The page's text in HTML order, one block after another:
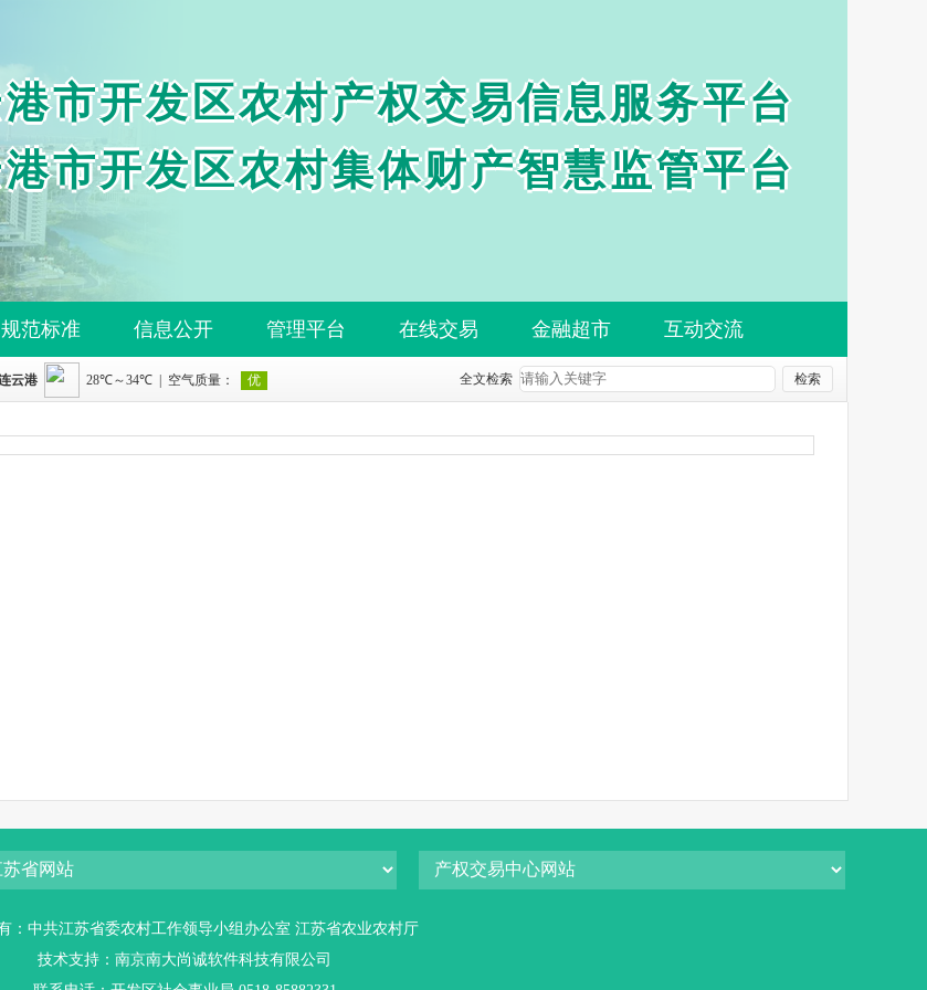
市开发区农村产权交易信息服务平台
市开发区农村集体财产智慧监管平台
规范标准 信息公开 管理平台 在线交易 金融超市 互动交流
全文检索
：中共江苏省委农村工作领导小组办公室 江苏省农业农村厅
技术支持：南京南大尚诚软件科技有限公司